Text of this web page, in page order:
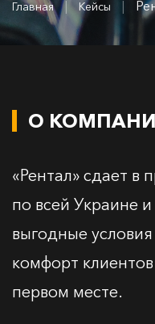
Главная | Кейсы |
О
«Рентал» сдает в
по всей Украине
выгодные
комфорт
первом месте.